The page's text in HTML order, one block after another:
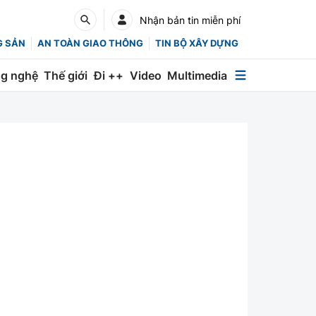
Nhận bản tin miễn phí
SẢN AN TOÀN GIAO THÔNG TIN BỘ XÂY DỰNG
nghệ Thế giới Đi ++ Video Multimedia